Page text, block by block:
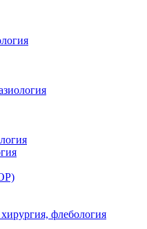
флебология